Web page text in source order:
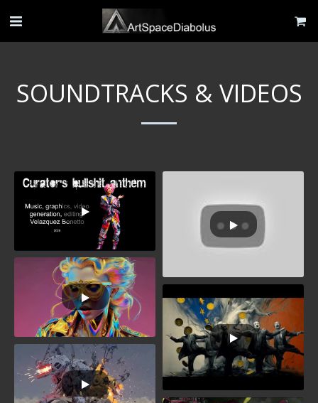
SOUNDTRACKS & VIDEOS
Bela Bartok: The Wooden
Prince
Kilóg a lóláb